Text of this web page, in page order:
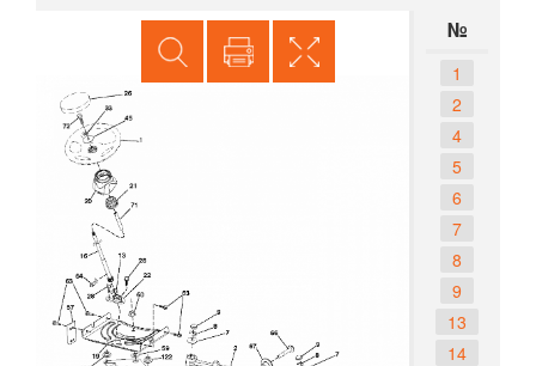
№
1
2
4
5
6
7
8
9
13
14